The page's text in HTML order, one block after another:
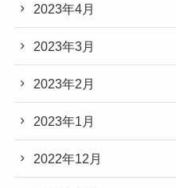
2023年4月
2023年3月
2023年2月
2023年1月
2022年12月